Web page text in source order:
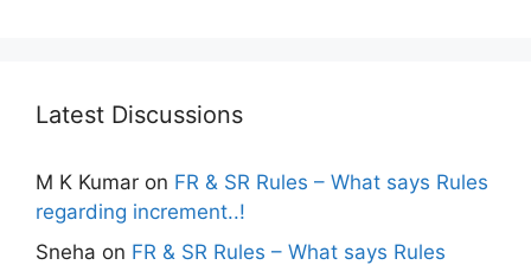
Latest Discussions
M K Kumar on FR & SR Rules – What says Rules
regarding increment..!
Sneha on FR & SR Rules – What says Rules